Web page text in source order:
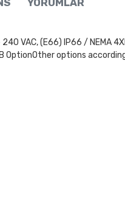
VAC, (E66) IP66 / NEMA
OptionOther options